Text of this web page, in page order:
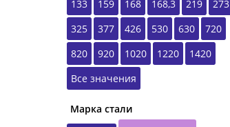
133
159 168 168,3 219
273
325
377 426 530 630
720
820
920 1020 1220
1420
Все значения
Марка стали